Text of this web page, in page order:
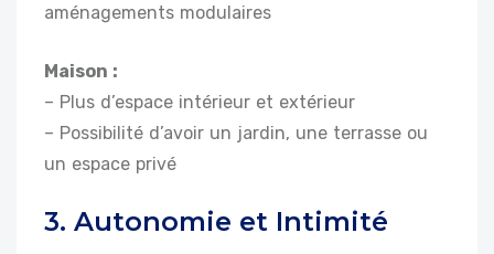
aménagements modulaires
Maison :
– Plus d’espace intérieur et extérieur
– Possibilité d’avoir un jardin, une terrasse ou
un espace privé
3. Autonomie et Intimité